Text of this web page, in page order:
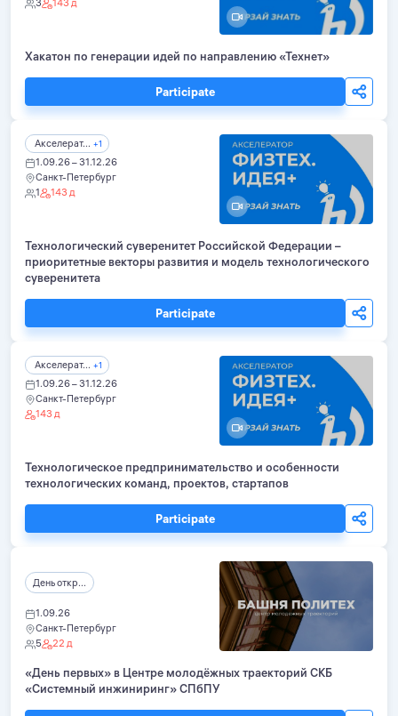
3 143 д
Хакатон по генерации идей по направлению «Технет»
Participate
Акселерат... +1
1.09.26 – 31.12.26
Санкт-Петербург
1
143 д
Технологический суверенитет Российской Федерации –
приоритетные векторы развития и модель технологического
суверенитета
Participate
Акселерат... +1
1.09.26 – 31.12.26
Санкт-Петербург
143 д
Технологическое предпринимательство и особенности
технологических команд, проектов, стартапов
Participate
День откр...
1.09.26
Санкт-Петербург
5
22 д
«День первых» в Центре молодёжных траекторий СКБ
«Системный инжиниринг» СПбПУ